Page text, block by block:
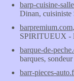
barp-cuisine-
Dinan,
barpremium.com
SPIRITUEUX -
barque-de-
barques,
barr-pieces-